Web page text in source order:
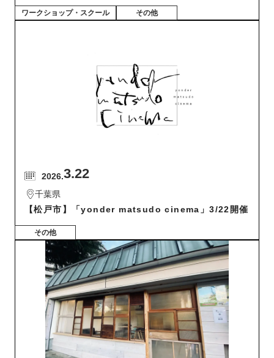
ワークショップ・スクール その他
2026.3.22
千葉県
【松戸市】「yonder matsudo cinema」3/22開催
その他